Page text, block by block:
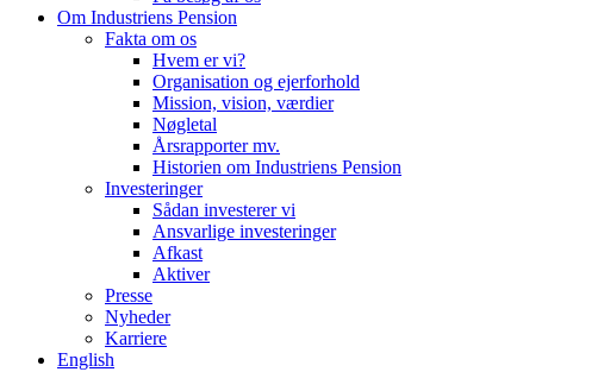
Om Industriens Pension
Fakta om os
Hvem er vi?
Organisation og ejerforhold
Mission, vision, værdier
Nøgletal
Årsrapporter mv.
Historien om Industriens Pension
Investeringer
Sådan investerer vi
Ansvarlige investeringer
Afkast
Aktiver
Presse
Nyheder
Karriere
English